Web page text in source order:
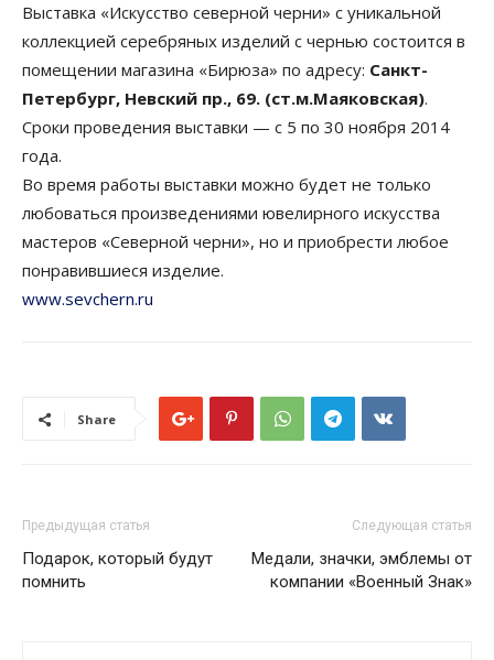
Выставка «Искусство северной черни» с уникальной
коллекцией серебряных изделий с чернью состоится в
помещении магазина «Бирюза» по адресу: Санкт-
Петербург, Невский пр., 69. (ст.м.Маяковская).
Сроки проведения выставки — с 5 по 30 ноября 2014
года.
Во время работы выставки можно будет не только
любоваться произведениями ювелирного искусства
мастеров «Северной черни», но и приобрести любое
понравившиеся изделие.
www.sevchern.ru
Share
Предыдущая статья
Подарок, который будут
помнить
Следующая статья
Медали, значки, эмблемы от
компании «Военный Знак»